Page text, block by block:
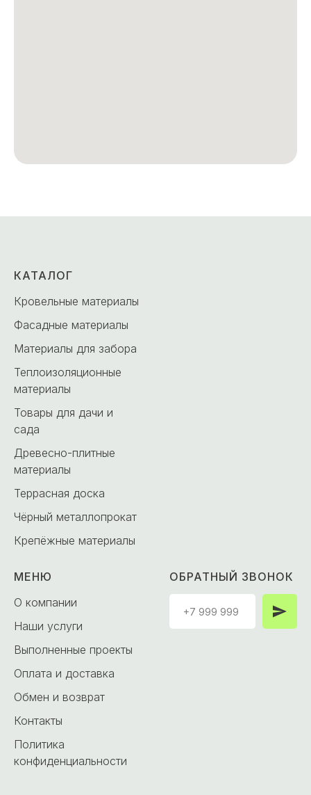
КАТАЛОГ
Кровельные материалы
Фасадные материалы
Материалы для забора
Теплоизоляционные
материалы
Товары для дачи и
сада
Древесно-плитные
материалы
Террасная доска
Чёрный металлопрокат
Крепёжные материалы
МЕНЮ
О компании
Наши услуги
Выполненные проекты
Оплата и доставка
Обмен и возврат
Контакты
Политика
конфиденциальности
ОБРАТНЫЙ ЗВОНОК